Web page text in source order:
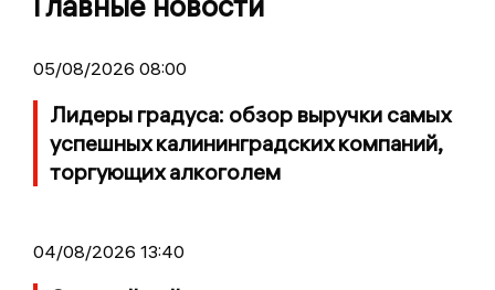
05/08/2026 08:00
Лидеры градуса: обзор выручки самых
успешных калининградских компаний,
торгующих алкоголем
04/08/2026 13:40